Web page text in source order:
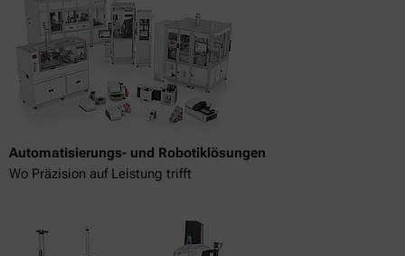
Automatisierungs- und Robotiklösungen
Wo Präzision auf Leistung trifft